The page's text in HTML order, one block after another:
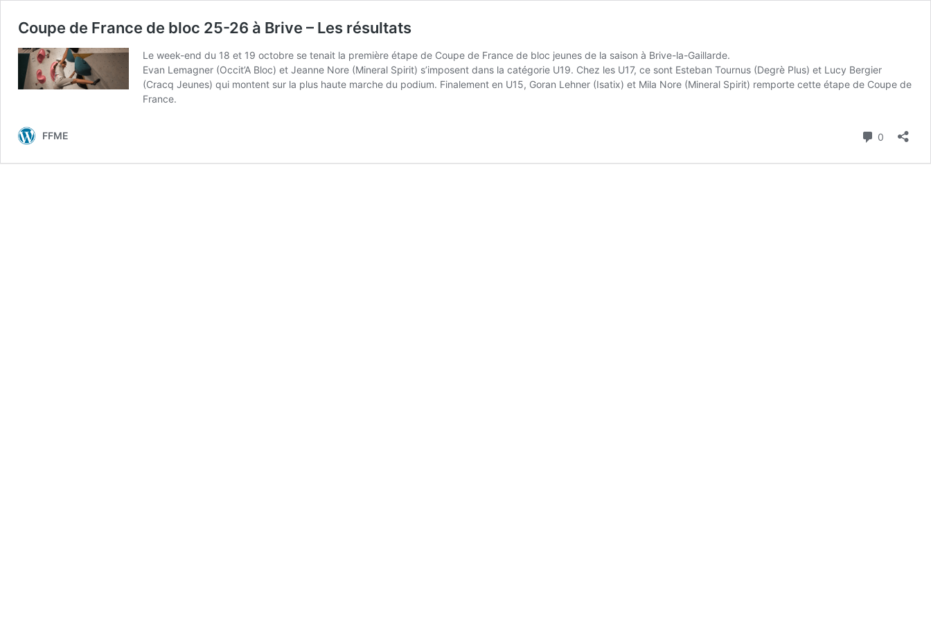
Coupe de France de bloc 25-26 à Brive – Les résultats
Le week-end du 18 et 19 octobre se tenait la première étape de Coupe de France de bloc jeunes de la saison à Brive-la-Gaillarde.
Evan Lemagner (Occit’A Bloc) et Jeanne Nore (Mineral Spirit) s’imposent dans la catégorie U19. Chez les U17, ce sont Esteban Tournus (Degrè Plus) et Lucy Bergier
(Cracq Jeunes) qui montent sur la plus haute marche du podium. Finalement en U15, Goran Lehner (Isatix) et Mila Nore (Mineral Spirit) remporte cette étape de Coupe de
France.
FFME 0